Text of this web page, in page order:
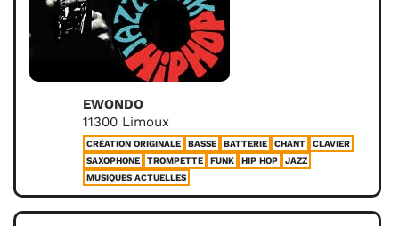
EWONDO
11300 Limoux
CRÉATION ORIGINALE BASSE BATTERIE CHANT
CLAVIER
SAXOPHONE
TROMPETTE FUNK HIP HOP
JAZZ
MUSIQUES ACTUELLES